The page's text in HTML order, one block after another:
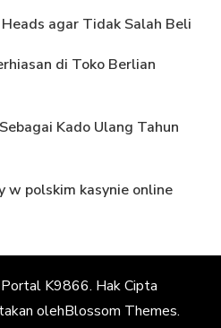
agar Tidak Salah Beli
di Toko Berlian
Kado Ulang Tahun
w polskim kasynie online
Portal K9866. Hak Cipta
olehBlossom Themes.